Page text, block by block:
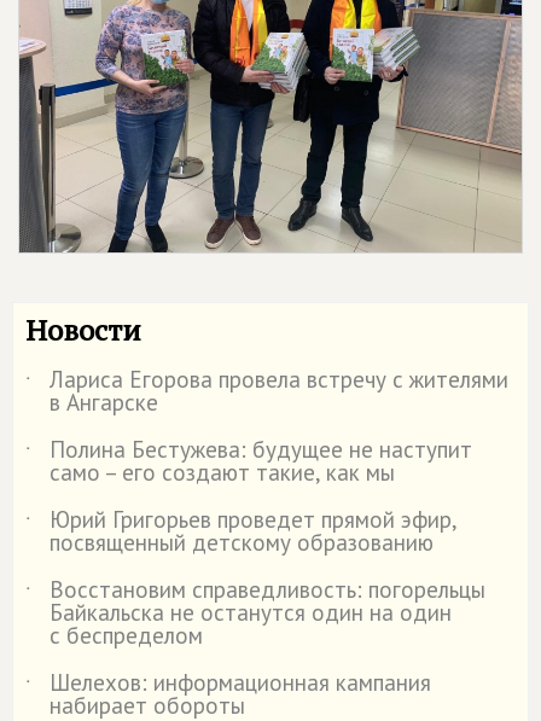
Новости
˙ Лариса Егорова провела встречу с жителями
в Ангарске
˙
Полина Бестужева: будущее не наступит
само – его создают такие, как мы
˙
Юрий Григорьев проведет прямой эфир,
посвященный детскому образованию
˙
Восстановим справедливость: погорельцы
Байкальска не останутся один на один
с беспределом
˙
Шелехов: информационная кампания
набирает обороты